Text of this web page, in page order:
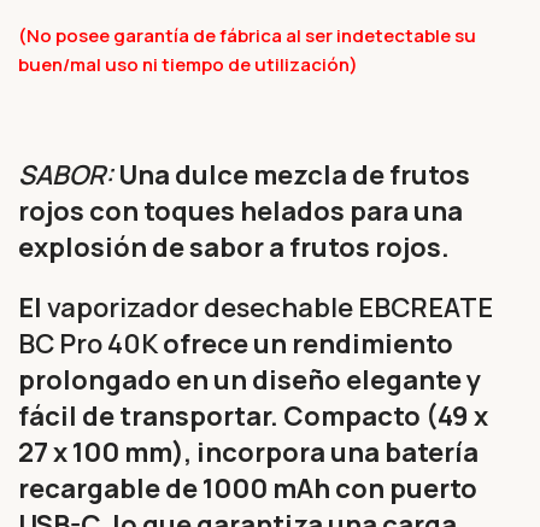
(No posee garantía de fábrica al ser indetectable su
buen/mal uso ni tiempo de utilización)
SABOR:Una dulce mezcla de frutos
rojos con toques helados para una
explosión de sabor a frutos rojos.
El vaporizador desechable EBCREATE
BC Pro 40Kofrece un rendimiento
prolongado en un diseño elegante y
fácil de transportar. Compacto (49 x
27 x 100 mm), incorpora una batería
recargable de 1000 mAh con puerto